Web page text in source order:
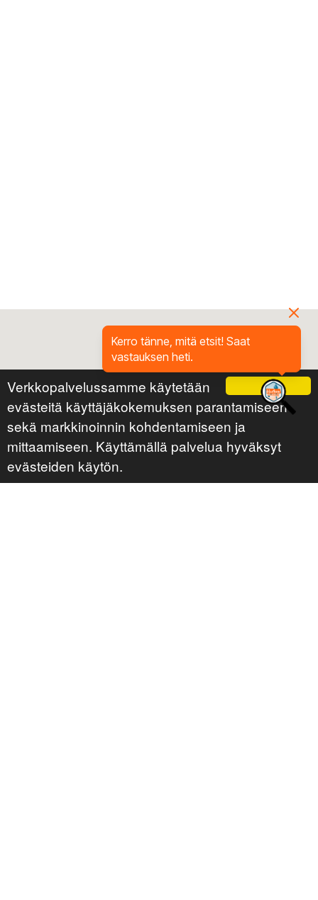
Ok
Verkkopalvelussamme käytetään
evästeitä käyttäjäkokemuksen parantamiseen
sekä markkinoinnin kohdentamiseen ja
mittaamiseen. Käyttämällä palvelua hyväksyt
evästeiden käytön.
Kerro tänne, mitä etsit! Saat
vastauksen heti.